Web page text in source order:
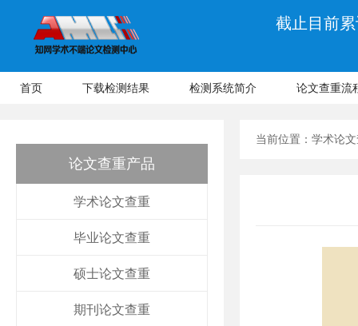
截止目前
首页 下载检测结果 检测系统简介 论文查重流
论文查重产品
学术论文查重
毕业论文查重
硕士论文查重
期刊论文查重
当前位置： 学术论